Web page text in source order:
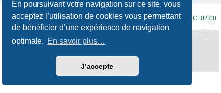
En poursuivant votre navigation sur ce site, vous
acceptez l’utilisation de cookies vous permettant
de bénéficier d’une expérience de navigation
optimale. En savoir plus…
J’accepte
Accueil du forum Fuseau horaire sur UTC+02:00
Traduction française officielle
Confidentialité